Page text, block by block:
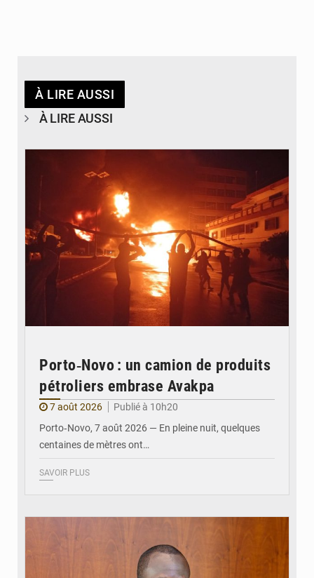
À LIRE AUSSI
À LIRE AUSSI
Porto‑Novo : un camion de produits
pétroliers embrase Avakpa
7 août 2026
Publié à 10h20
Porto‑Novo, 7 août 2026 — En pleine nuit, quelques
centaines de mètres ont…
SAVOIR PLUS